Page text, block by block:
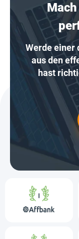
Werde einer
aus den
hast